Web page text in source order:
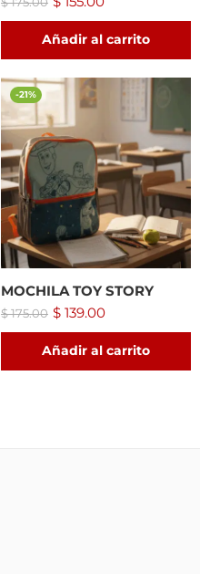
Añadir al carrito
-21%
MOCHILA TOY STORY
$175.00 $ 139.00
Añadir al carrito